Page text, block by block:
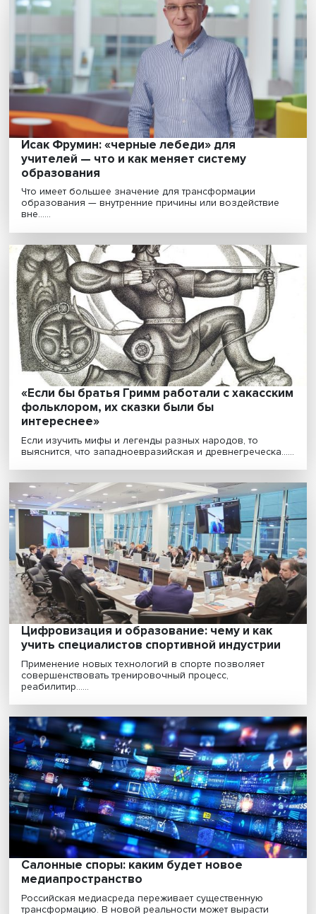
«Не смотрите наверх»: спекуляция или
беспощадная сатира?
Доцент, руководитель программы «Коммуникации в
государственных структурах и НКО» НИУ ВШЭ Никита
Спекулянты и мешочники: как элементы
рынка пробивались через советскую
распределительную систему в годы
Великой Отечественной войны и как власти боро......
«ВШЭ действительно уникальное место,
здесь осуществляется взаимодействие
разных религий»
Россия демонстрирует пример межнационального и
межрелигиозного согласия, который может стать